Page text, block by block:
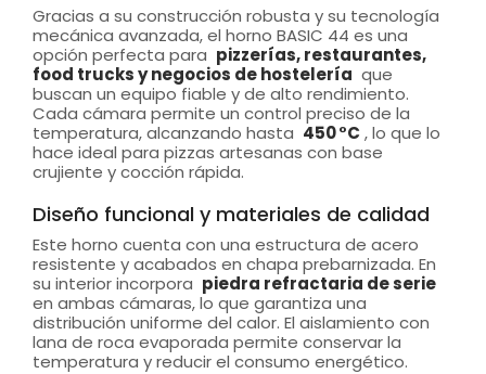
Gracias a su construcción robusta y su tecnología
mecánica avanzada, el horno BASIC 44 es una
opción perfecta para pizzerías, restaurantes,
food trucks y negocios de hostelería que
buscan un equipo fiable y de alto rendimiento.
Cada cámara permite un control preciso de la
temperatura, alcanzando hasta 450 °C , lo que lo
hace ideal para pizzas artesanas con base
crujiente y cocción rápida.
Diseño funcional y materiales de calidad
Este horno cuenta con una estructura de acero
resistente y acabados en chapa prebarnizada. En
su interior incorpora piedra refractaria de serie
en ambas cámaras, lo que garantiza una
distribución uniforme del calor. El aislamiento con
lana de roca evaporada permite conservar la
temperatura y reducir el consumo energético.